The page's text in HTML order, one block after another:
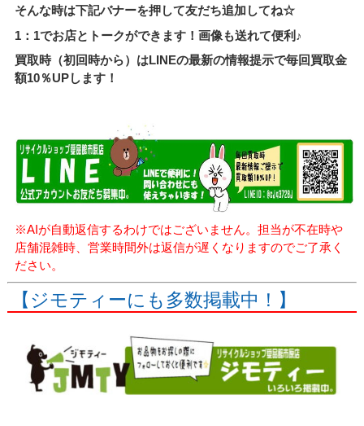
そんな時は下記バナーを押して友だち追加してね☆
1：1でお店とトークができます！画像も送れて便利♪
買取時（初回時から）はLINEの最新の情報提示で毎回買取金
額10％UPします！
※AIが自動返信するわけではございません。担当が不在時や
店舗混雑時、営業時間外は返信が遅くなりますのでご了承く
ださい。
【ジモティーにも多数掲載中！】